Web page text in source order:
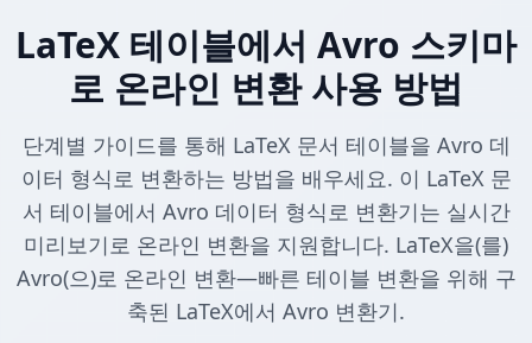
LaTeX 테이블에서 Avro 스키마
로 온라인 변환 사용 방법
단계별 가이드를 통해 LaTeX 문서 테이블을 Avro 데
이터 형식로 변환하는 방법을 배우세요. 이 LaTeX 문
서 테이블에서 Avro 데이터 형식로 변환기는 실시간
미리보기로 온라인 변환을 지원합니다. LaTeX을(를)
Avro(으)로 온라인 변환—빠른 테이블 변환을 위해 구
축된 LaTeX에서 Avro 변환기.